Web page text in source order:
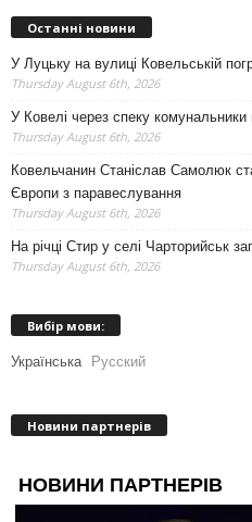
Останні новини
У Луцьку на вулиці Ковельській
Thursday August 6th, 2026
У Ковелі через спеку комунальники
Thursday August 6th, 2026
Ковельчанин Станіслав Самолюк
Європи з паравеслування
Thursday August 6th, 2026
На річці Стир у селі Чарторийськ
Thursday August 6th, 2026
Вибір мови:
Українська Русский
Новини партнерів